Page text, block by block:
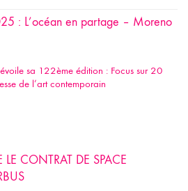
: L’océan en partage – Moreno
sa 122ème édition : Focus sur 20
de l’art contemporain
CONTRAT DE SPACE